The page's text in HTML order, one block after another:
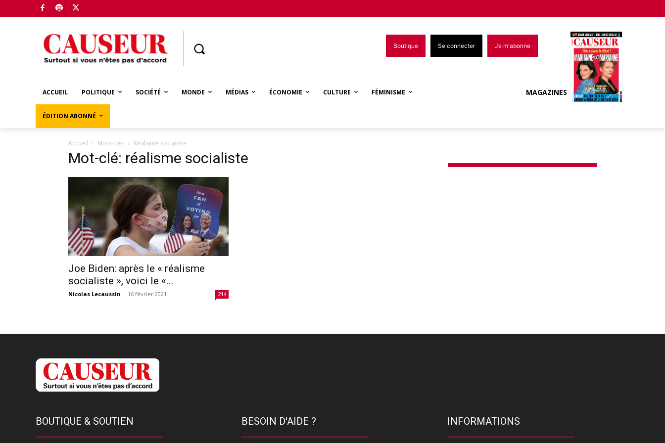
Boutique Se connecter Je m'abonne
ACCUEIL POLITIQUE SOCIÉTÉ MONDE MÉDIAS ÉCONOMIE CULTURE FÉMINISME
ÉDITION ABONNÉ
MAGAZINES
Accueil Mots-clés Réalisme socialiste
Mot-clé: réalisme socialiste
Joe Biden: après le « réalisme
socialiste », voici le «...
Nicolas Lecaussin - 16 février 2021 214
BOUTIQUE & SOUTIEN BESOIN D'AIDE ? INFORMATIONS